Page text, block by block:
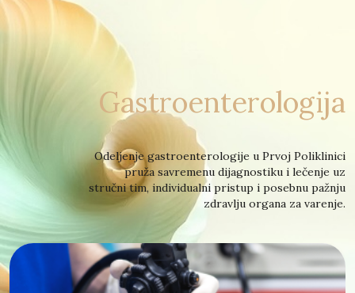
Gastroenterologija
Odeljenje gastroenterologije u Prvoj Poliklinici
pruža savremenu dijagnostiku i lečenje uz
stručni tim, individualni pristup i posebnu pažnju
zdravlju organa za varenje.